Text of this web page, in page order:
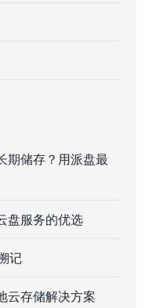
期储存？用派盘最
盘服务的优选
记
云存储解决方案